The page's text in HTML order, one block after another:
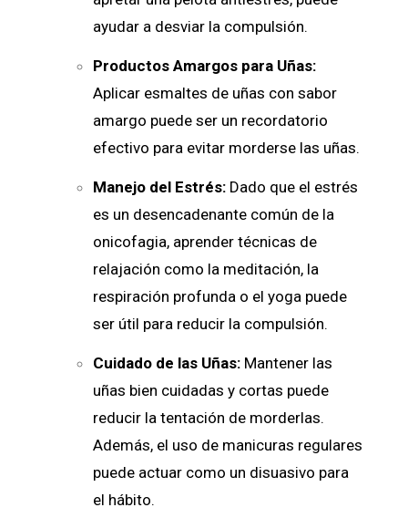
ayudar a desviar la compulsión.
Productos Amargos para Uñas:
Aplicar esmaltes de uñas con sabor
amargo puede ser un recordatorio
efectivo para evitar morderse las uñas.
Manejo del Estrés: Dado que el estrés
es un desencadenante común de la
onicofagia, aprender técnicas de
relajación como la meditación, la
respiración profunda o el yoga puede
ser útil para reducir la compulsión.
Cuidado de las Uñas: Mantener las
uñas bien cuidadas y cortas puede
reducir la tentación de morderlas.
Además, el uso de manicuras regulares
puede actuar como un disuasivo para
el hábito.